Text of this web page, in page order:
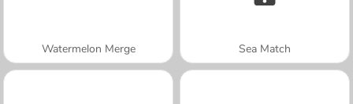
Watermelon Merge Sea Match